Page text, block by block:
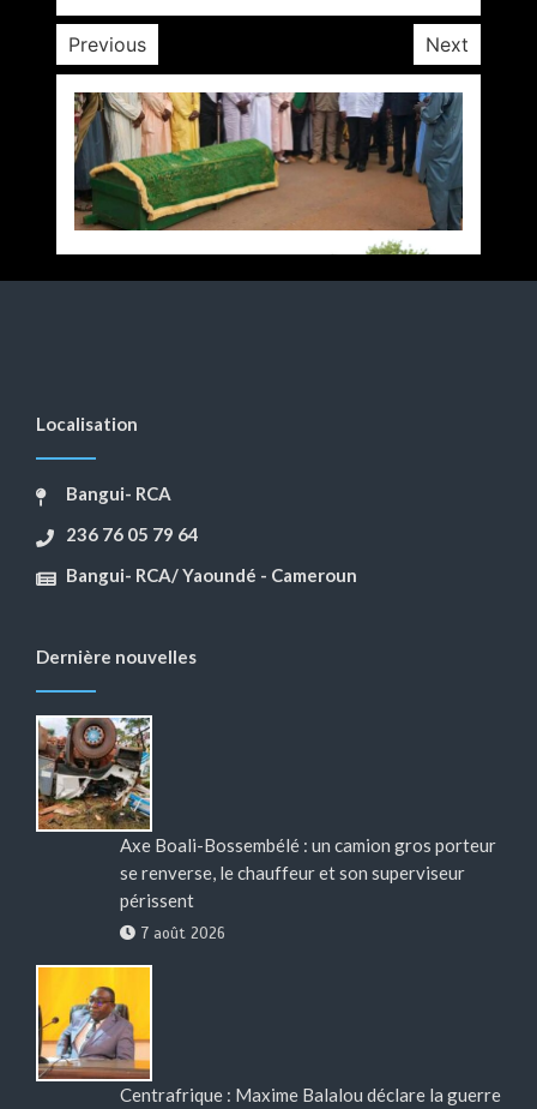
Previous Next
Localisation
Bangui- RCA
236 76 05 79 64
Bangui- RCA/ Yaoundé - Cameroun
Dernière nouvelles
Axe Boali-Bossembélé : un camion gros porteur
se renverse, le chauffeur et son superviseur
périssent
7 août 2026
Centrafrique : Maxime Balalou déclare la guerre